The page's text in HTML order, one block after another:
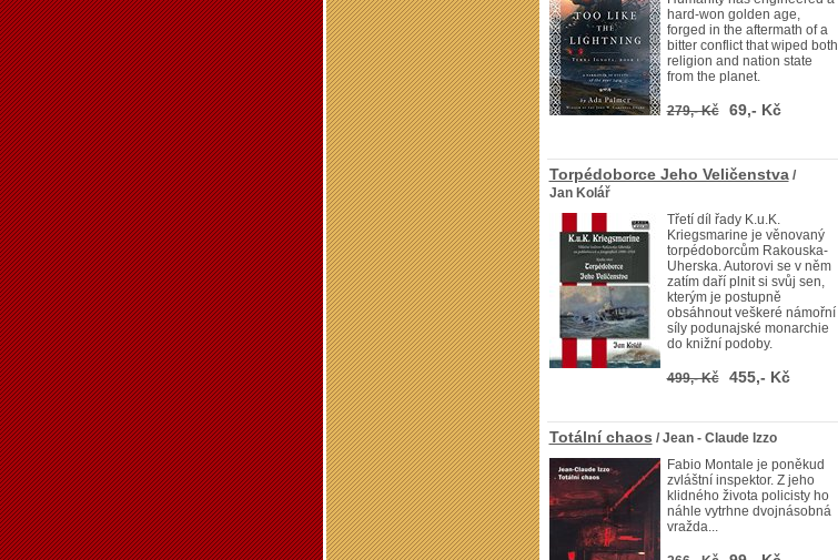
hard-won golden age,
forged in the aftermath of a
bitter conflict that wiped both
religion and nation state
from the planet.
279,- Kč 69,- Kč
Torpédoborce Jeho Veličenstva/
Jan Kolář
Třetí díl řady K.u.K.
Kriegsmarine je věnovaný
torpédoborcům Rakouska-
Uherska. Autorovi se v něm
zatím daří plnit si svůj sen,
kterým je postupně
obsáhnout veškeré námořní
síly podunajské monarchie
do knižní podoby.
499,- Kč 455,- Kč
Totální chaos / Jean - Claude Izzo
Fabio Montale je poněkud
zvláštní inspektor. Z jeho
klidného života policisty ho
náhle vytrhne dvojnásobná
vražda...